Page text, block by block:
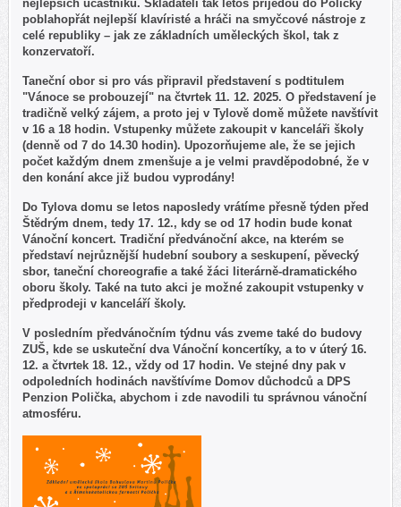
nejlepších účastníků. Skladateli tak letos přijedou do Poličky
poblahopřát nejlepší klavíristé a hráči na smyčcové nástroje z
celé republiky – jak ze základních uměleckých škol, tak z
konzervatoří.
Taneční obor si pro vás připravil představení s podtitulem
"Vánoce se probouzejí" na čtvrtek 11. 12. 2025. O představení je
tradičně velký zájem, a proto jej v Tylově domě můžete navštívit
v 16 a 18 hodin. Vstupenky můžete zakoupit v kanceláři školy
(denně od 7 do 14.30 hodin). Upozorňujeme ale, že se jejich
počet každým dnem zmenšuje a je velmi pravděpodobné, že v
den konání akce již budou vyprodány!
Do Tylova domu se letos naposledy vrátíme přesně týden před
Štědrým dnem, tedy 17. 12., kdy se od 17 hodin bude konat
Vánoční koncert. Tradiční předvánoční akce, na kterém se
představí nejrůznější hudební soubory a seskupení, pěvecký
sbor, taneční choreografie a také žáci literárně-dramatického
oboru školy. Také na tuto akci je možné zakoupit vstupenky v
předprodeji v kanceláří školy.
V posledním předvánočním týdnu vás zveme také do budovy
ZUŠ, kde se uskuteční dva Vánoční koncertíky, a to v úterý 16.
12. a čtvrtek 18. 12., vždy od 17 hodin. Ve stejné dny pak v
odpoledních hodinách navštívíme Domov důchodců a DPS
Penzion Polička, abychom i zde navodili tu správnou vánoční
atmosféru.